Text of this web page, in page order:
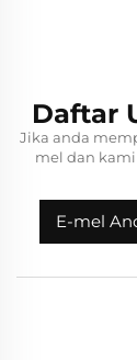
Daftar
Jika anda
mel dan